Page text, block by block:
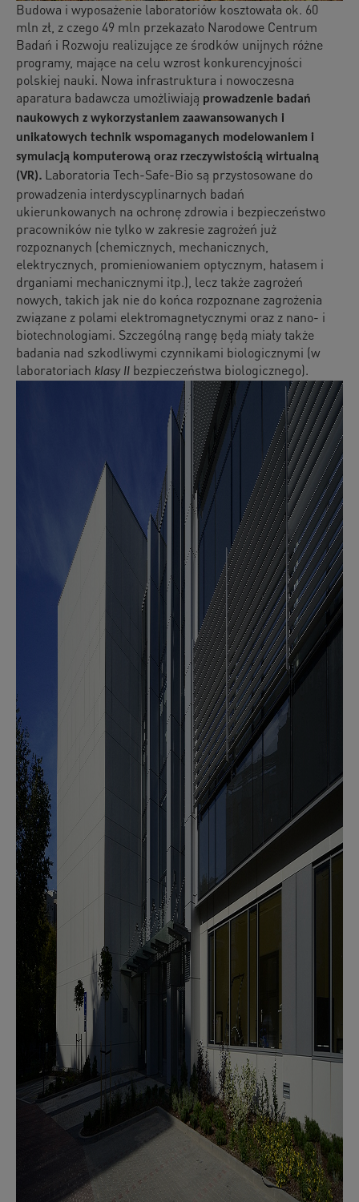
Budowa i wyposażenie laboratoriów kosztowała ok. 60
mln zł, z czego 49 mln przekazało Narodowe Centrum
Badań i Rozwoju realizujące ze środków unijnych różne
programy, mające na celu wzrost konkurencyjności
polskiej nauki. Nowa infrastruktura i nowoczesna
aparatura badawcza umożliwiają prowadzenie badań
naukowych z wykorzystaniem zaawansowanych i
unikatowych technik wspomaganych modelowaniem i
symulacją komputerową oraz rzeczywistością wirtualną
(VR). Laboratoria Tech-Safe-Bio są przystosowane do
prowadzenia interdyscyplinarnych badań
ukierunkowanych na ochronę zdrowia i bezpieczeństwo
pracowników nie tylko w zakresie zagrożeń już
rozpoznanych (chemicznych, mechanicznych,
elektrycznych, promieniowaniem optycznym, hałasem i
drganiami mechanicznymi itp.), lecz także zagrożeń
nowych, takich jak nie do końca rozpoznane zagrożenia
związane z polami elektromagnetycznymi oraz z nano- i
biotechnologiami. Szczególną rangę będą miały także
badania nad szkodliwymi czynnikami biologicznymi (w
laboratoriach klasy II bezpieczeństwa biologicznego).